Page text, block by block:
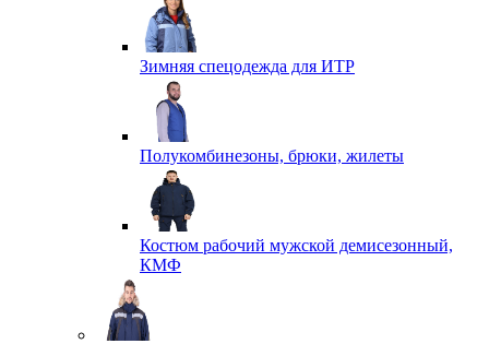
Зимняя спецодежда для ИТР
Полукомбинезоны, брюки, жилеты
Костюм рабочий мужской демисезонный,
КМФ